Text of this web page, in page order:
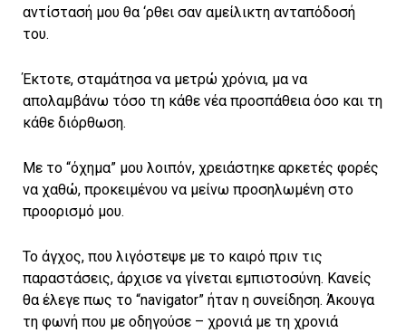
αντίστασή μου θα ‘ρθει σαν αμείλικτη ανταπόδοσή
του.
Έκτοτε, σταμάτησα να μετρώ χρόνια, μα να
απολαμβάνω τόσο τη κάθε νέα προσπάθεια όσο και τη
κάθε διόρθωση.
Με το “όχημα” μου λοιπόν, χρειάστηκε αρκετές φορές
να χαθώ, προκειμένου να μείνω προσηλωμένη στο
προορισμό μου.
Το άγχος, που λιγόστεψε με το καιρό πριν τις
παραστάσεις, άρχισε να γίνεται εμπιστοσύνη. Κανείς
θα έλεγε πως το “navigator” ήταν η συνείδηση. Άκουγα
τη φωνή που με οδηγούσε – χρονιά με τη χρονιά